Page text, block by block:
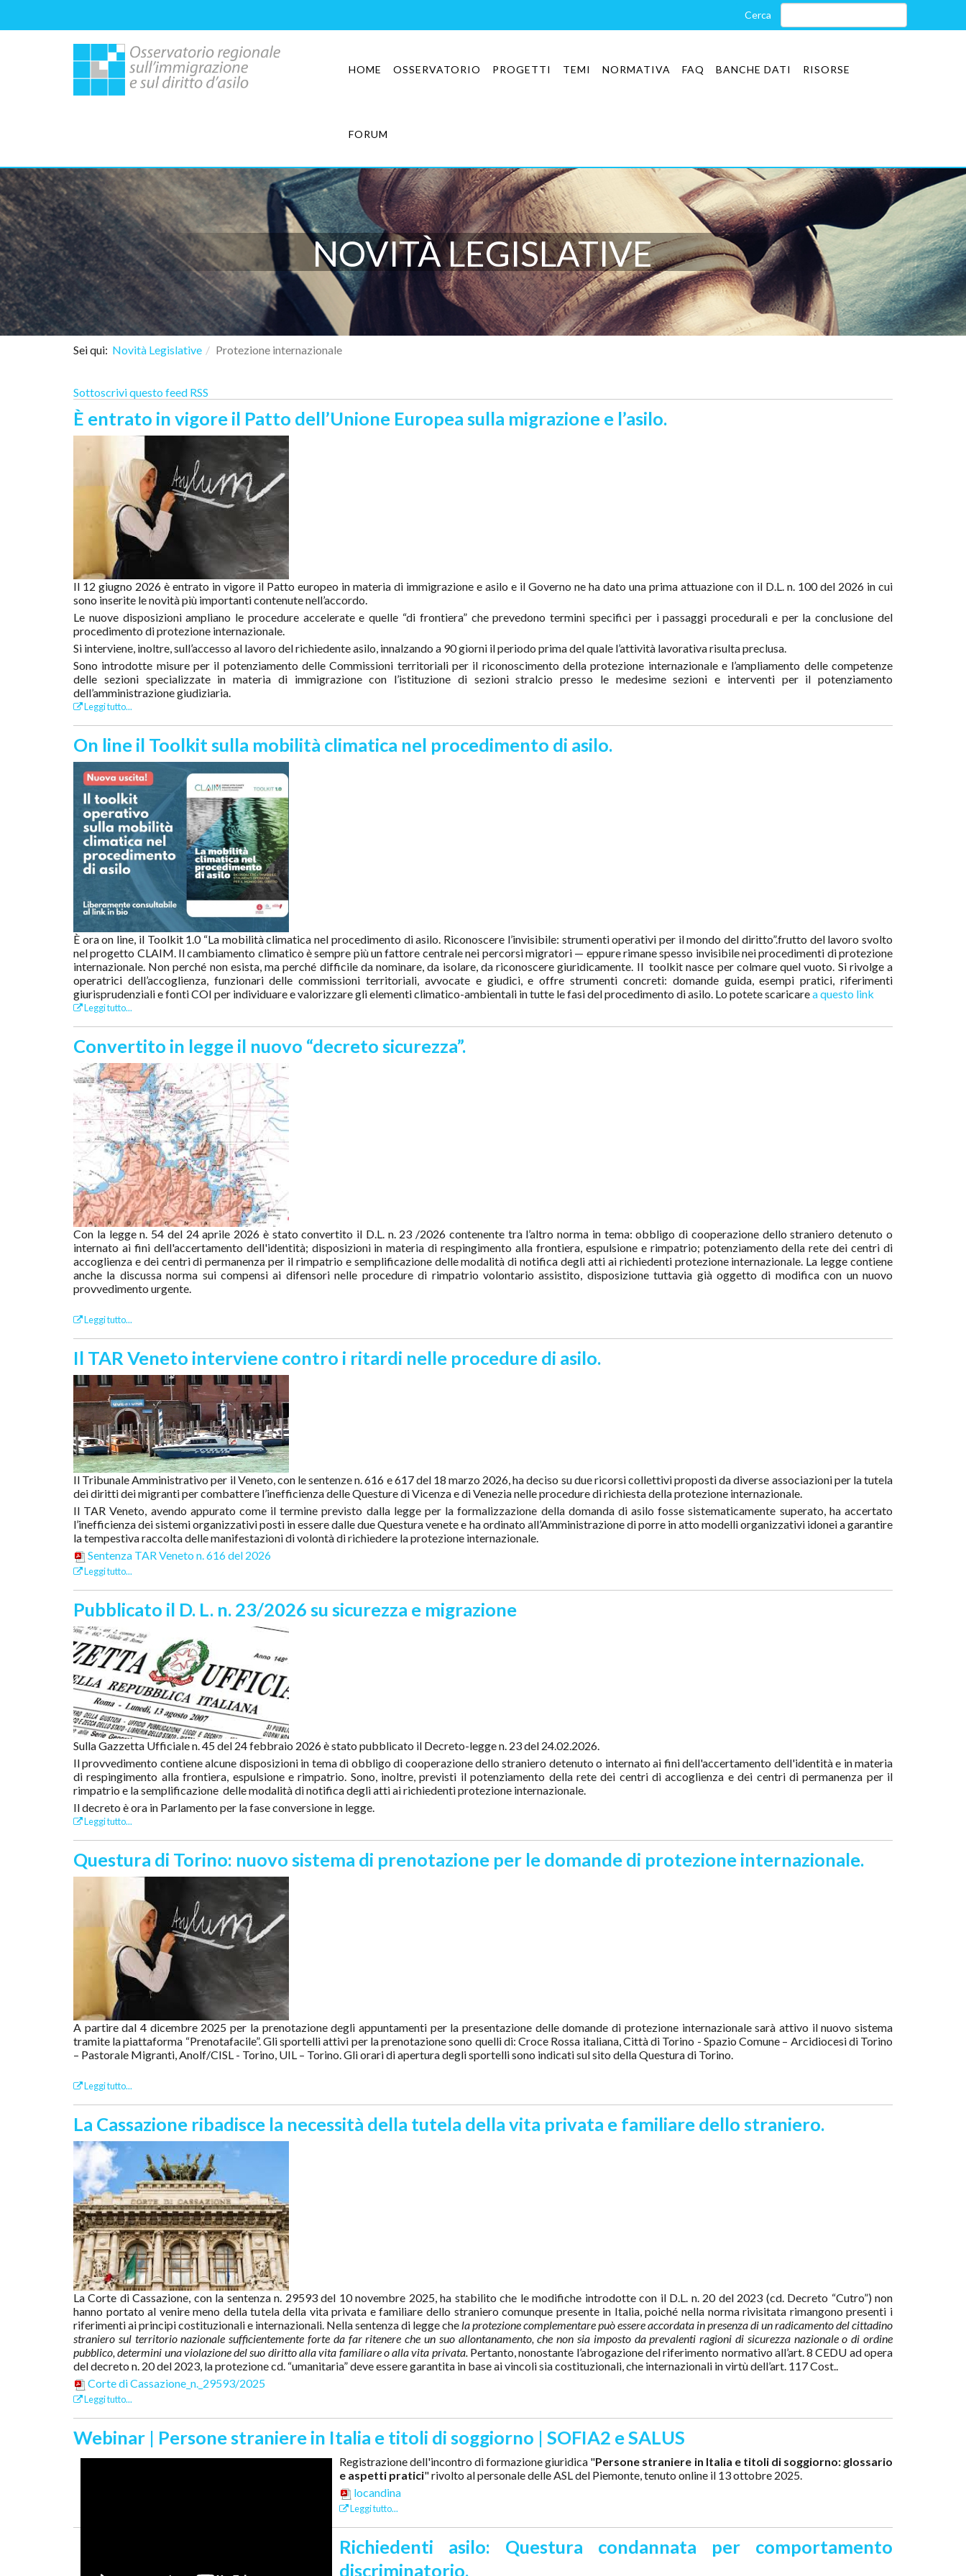
HOME OSSERVATORIO PROGETTI TEMI NORMATIVA FAQ BANCHE DATI RISORSE
FORUM
NOVITÀ LEGISLATIVE
Sei qui: Novità Legislative Protezione internazionale
Sottoscrivi questo feed RSS
È entrato in vigore il Patto dell’Unione Europea sulla migrazione e l’asilo.
Il 12 giugno 2026 è entrato in vigore il Patto europeo in materia di immigrazione e asilo e il Governo ne ha dato una prima attuazione con il D.L. n. 100 del 2026 in cui
sono inserite le novità più importanti contenute nell’accordo.
Le nuove disposizioni ampliano le procedure accelerate e quelle “di frontiera” che prevedono termini specifici per i passaggi procedurali e per la conclusione del
procedimento di protezione internazionale.
Si interviene, inoltre, sull’accesso al lavoro del richiedente asilo, innalzando a 90 giorni il periodo prima del quale l’attività lavorativa risulta preclusa.
Sono introdotte misure per il potenziamento delle Commissioni territoriali per il riconoscimento della protezione internazionale e l’ampliamento delle competenze
delle sezioni specializzate in materia di immigrazione con l’istituzione di sezioni stralcio presso le medesime sezioni e interventi per il potenziamento
dell’amministrazione giudiziaria.
Leggi tutto...
On line il Toolkit sulla mobilità climatica nel procedimento di asilo.
È ora on line, il Toolkit 1.0 “La mobilità climatica nel procedimento di asilo. Riconoscere l’invisibile: strumenti operativi per il mondo del diritto”.frutto del lavoro svolto
nel progetto CLAIM. Il cambiamento climatico è sempre più un fattore centrale nei percorsi migratori — eppure rimane spesso invisibile nei procedimenti di protezione
internazionale. Non perché non esista, ma perché difficile da nominare, da isolare, da riconoscere giuridicamente. Il toolkit nasce per colmare quel vuoto. Si rivolge a
operatrici dell’accoglienza, funzionari delle commissioni territoriali, avvocate e giudici, e offre strumenti concreti: domande guida, esempi pratici, riferimenti
giurisprudenziali e fonti COI per individuare e valorizzare gli elementi climatico-ambientali in tutte le fasi del procedimento di asilo. Lo potete scaricarea questo link
Leggi tutto...
Convertito in legge il nuovo “decreto sicurezza”.
Con la legge n. 54 del 24 aprile 2026 è stato convertito il D.L. n. 23 /2026 contenente tra l’altro norma in tema: obbligo di cooperazione dello straniero detenuto o
internato ai fini dell'accertamento dell'identità; disposizioni in materia di respingimento alla frontiera, espulsione e rimpatrio; potenziamento della rete dei centri di
accoglienza e dei centri di permanenza per il rimpatrio e semplificazione delle modalità di notifica degli atti ai richiedenti protezione internazionale. La legge contiene
anche la discussa norma sui compensi ai difensori nelle procedure di rimpatrio volontario assistito, disposizione tuttavia già oggetto di modifica con un nuovo
provvedimento urgente.
Leggi tutto...
Il TAR Veneto interviene contro i ritardi nelle procedure di asilo.
Il Tribunale Amministrativo per il Veneto, con le sentenze n. 616 e 617 del 18 marzo 2026, ha deciso su due ricorsi collettivi proposti da diverse associazioni per la tutela
dei diritti dei migranti per combattere l’inefficienza delle Questure di Vicenza e di Venezia nelle procedure di richiesta della protezione internazionale.
Il TAR Veneto, avendo appurato come il termine previsto dalla legge per la formalizzazione della domanda di asilo fosse sistematicamente superato, ha accertato
l’inefficienza dei sistemi organizzativi posti in essere dalle due Questura venete e ha ordinato all’Amministrazione di porre in atto modelli organizzativi idonei a garantire
la tempestiva raccolta delle manifestazioni di volontà di richiedere la protezione internazionale.
Sentenza TAR Veneto n. 616 del 2026
Leggi tutto...
Pubblicato il D. L. n. 23/2026 su sicurezza e migrazione
Sulla Gazzetta Ufficiale n. 45 del 24 febbraio 2026 è stato pubblicato il Decreto-legge n. 23 del 24.02.2026.
Il provvedimento contiene alcune disposizioni in tema di obbligo di cooperazione dello straniero detenuto o internato ai fini dell'accertamento dell'identità e in materia
di respingimento alla frontiera, espulsione e rimpatrio. Sono, inoltre, previsti il potenziamento della rete dei centri di accoglienza e dei centri di permanenza per il
rimpatrio e la semplificazione delle modalità di notifica degli atti ai richiedenti protezione internazionale.
Il decreto è ora in Parlamento per la fase conversione in legge.
Leggi tutto...
Questura di Torino: nuovo sistema di prenotazione per le domande di protezione internazionale.
A partire dal 4 dicembre 2025 per la prenotazione degli appuntamenti per la presentazione delle domande di protezione internazionale sarà attivo il nuovo sistema
tramite la piattaforma “Prenotafacile”. Gli sportelli attivi per la prenotazione sono quelli di: Croce Rossa italiana, Città di Torino - Spazio Comune – Arcidiocesi di Torino
– Pastorale Migranti, Anolf/CISL - Torino, UIL – Torino. Gli orari di apertura degli sportelli sono indicati sul sito della Questura di Torino.
Leggi tutto...
La Cassazione ribadisce la necessità della tutela della vita privata e familiare dello straniero.
La Corte di Cassazione, con la sentenza n. 29593 del 10 novembre 2025, ha stabilito che le modifiche introdotte con il D.L. n. 20 del 2023 (cd. Decreto “Cutro”) non
hanno portato al venire meno della tutela della vita privata e familiare dello straniero comunque presente in Italia, poiché nella norma rivisitata rimangono presenti i
riferimenti ai principi costituzionali e internazionali. Nella sentenza di legge che la protezione complementare può essere accordata in presenza di un radicamento del cittadino
straniero sul territorio nazionale sufficientemente forte da far ritenere che un suo allontanamento, che non sia imposto da prevalenti ragioni di sicurezza nazionale o di ordine
pubblico, determini una violazione del suo diritto alla vita familiare o alla vita privata. Pertanto, nonostante l’abrogazione del riferimento normativo all’art. 8 CEDU ad opera
del decreto n. 20 del 2023, la protezione cd. “umanitaria” deve essere garantita in base ai vincoli sia costituzionali, che internazionali in virtù dell’art. 117 Cost..
Corte di Cassazione_n._29593/2025
Leggi tutto...
Webinar | Persone straniere in Italia e titoli di soggiorno | SOFIA2 e SALUS
Registrazione dell'incontro di formazione giuridica "Persone straniere in Italia e titoli di soggiorno: glossario
e aspetti pratici" rivolto al personale delle ASL del Piemonte, tenuto online il 13 ottobre 2025.
locandina
Leggi tutto...
Richiedenti asilo: Questura condannata per comportamento
discriminatorio.